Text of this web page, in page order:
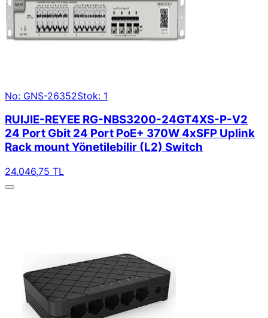
No: GNS-26352Stok: 1
RUIJIE-REYEE RG-NBS3200-24GT4XS-P-V2
24 Port Gbit 24 Port PoE+ 370W 4xSFP Uplink
Rack mount Yönetilebilir (L2) Switch
24.046,75 TL